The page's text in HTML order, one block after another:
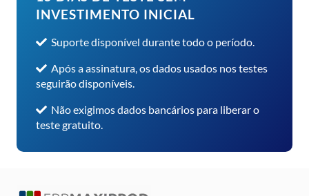
INVESTIMENTO INICIAL
Suporte disponível durante todo o período.
Após a assinatura, os dados usados nos testes
seguirão disponíveis.
Não exigimos dados bancários para liberar o
teste gratuito.